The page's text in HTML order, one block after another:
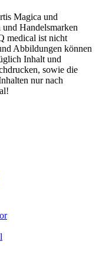
Magica und
Handelsmarken
medical ist nicht
Abbildungen können
Inhalt und
sowie die
nur nach